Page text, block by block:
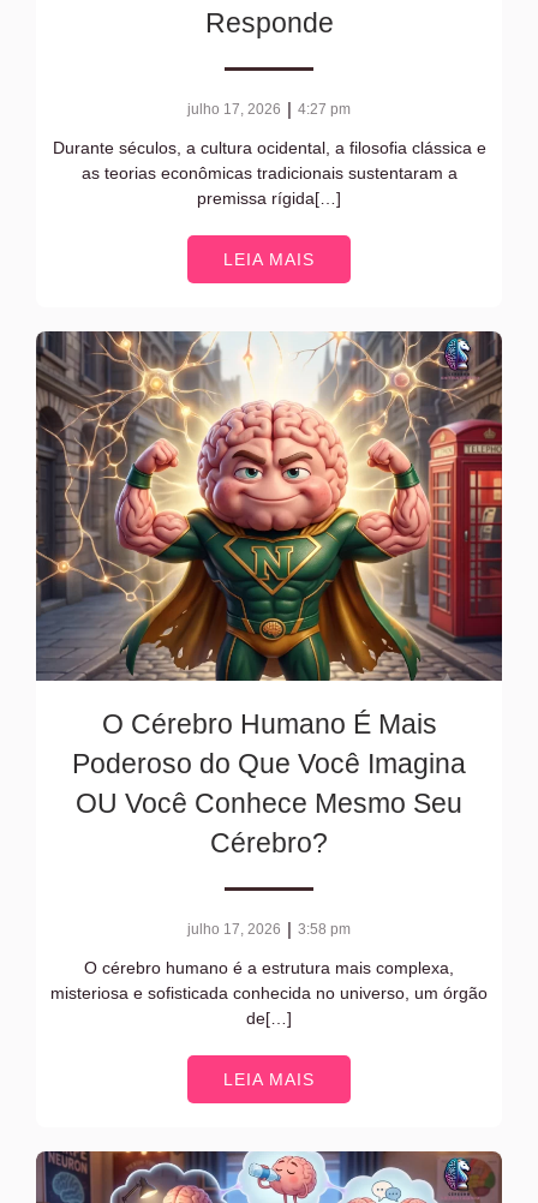
Responde
julho 17, 2026 | 4:27 pm
Durante séculos, a cultura ocidental, a filosofia clássica e
as teorias econômicas tradicionais sustentaram a
premissa rígida[…]
LEIA MAIS
O Cérebro Humano É Mais
Poderoso do Que Você Imagina
OU Você Conhece Mesmo Seu
Cérebro?
julho 17, 2026 | 3:58 pm
O cérebro humano é a estrutura mais complexa,
misteriosa e sofisticada conhecida no universo, um órgão
de[…]
LEIA MAIS